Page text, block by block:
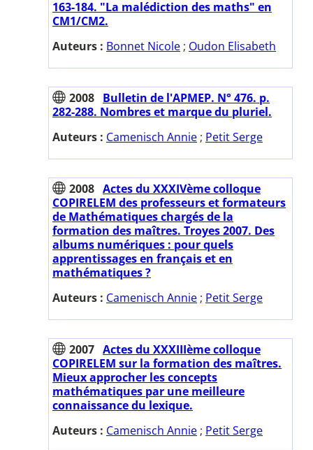
163-184. "La malédiction des maths" en
CM1/CM2.
Auteurs : Bonnet Nicole ; Oudon Elisabeth
2008 Bulletin de l'APMEP. N° 476. p.
282-288. Nombres et marque du pluriel.
Auteurs : Camenisch Annie ; Petit Serge
2008 Actes du XXXIVème colloque
COPIRELEM des professeurs et formateurs
de Mathématiques chargés de la
formation des maîtres. Troyes 2007. Des
albums numériques : pour quels
apprentissages en français et en
mathématiques ?
Auteurs : Camenisch Annie ; Petit Serge
2007 Actes du XXXIIIème colloque
COPIRELEM sur la formation des maîtres.
Mieux approcher les concepts
mathématiques par une meilleure
connaissance du lexique.
Auteurs : Camenisch Annie ; Petit Serge